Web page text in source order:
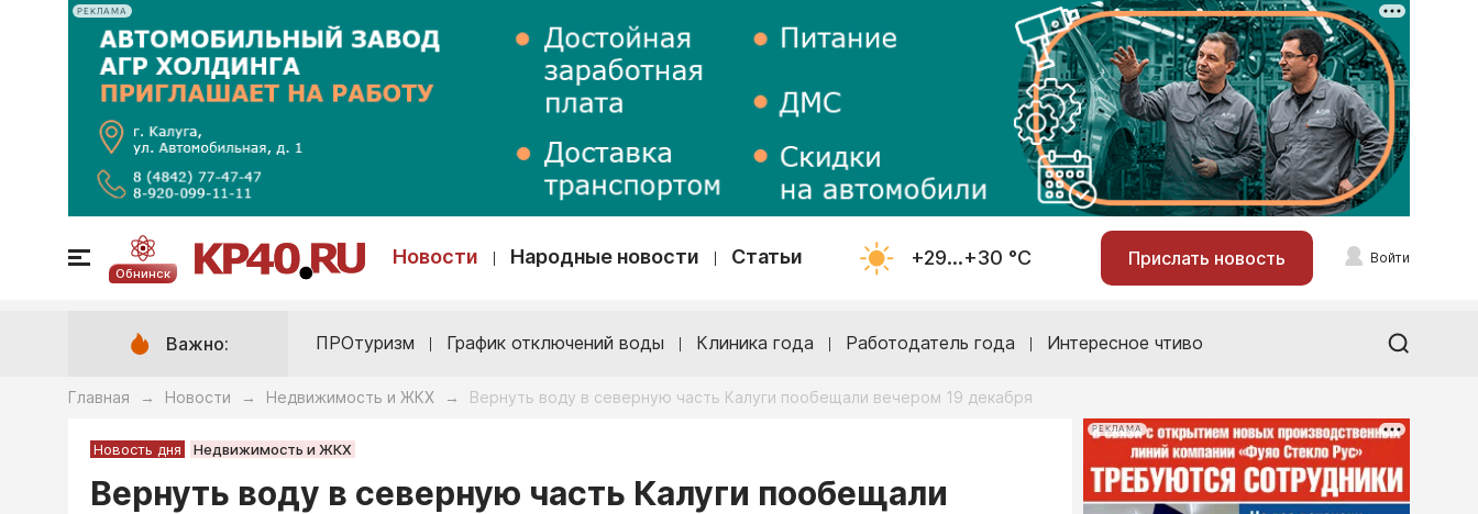
РЕКЛАМА
Обнинск
Новости Народные новости Статьи +29...+30 °С Прислать новость Войти
Важно: ПРОтуризм График отключений воды Клиника года Работодатель года Интересное чтиво
Главная → Новости → Недвижимость и ЖКХ → Вернуть воду в северную часть Калуги пообещали вечером 19 декабря
Новость дня Недвижимость и ЖКХ
Вернуть воду в северную часть Калуги пообещали
РЕКЛАМА